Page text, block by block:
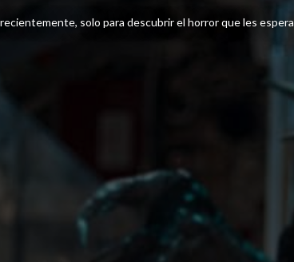
solo para descubrir el horror que les espera